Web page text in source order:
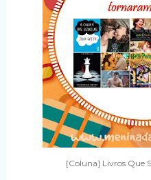
[Coluna] Livros Que